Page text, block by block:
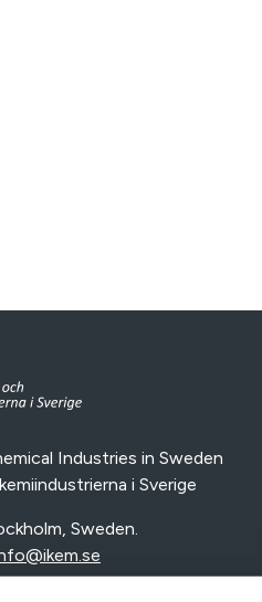
Industries in Sweden
i Sverige
Sweden.